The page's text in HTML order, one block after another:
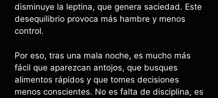
disminuye la leptina, que genera saciedad. Este
desequilibrio provoca más hambre y menos
control.
Por eso, tras una mala noche, es mucho más
fácil que aparezcan antojos, que busques
alimentos rápidos y que tomes decisiones
menos conscientes. No es falta de disciplina, es